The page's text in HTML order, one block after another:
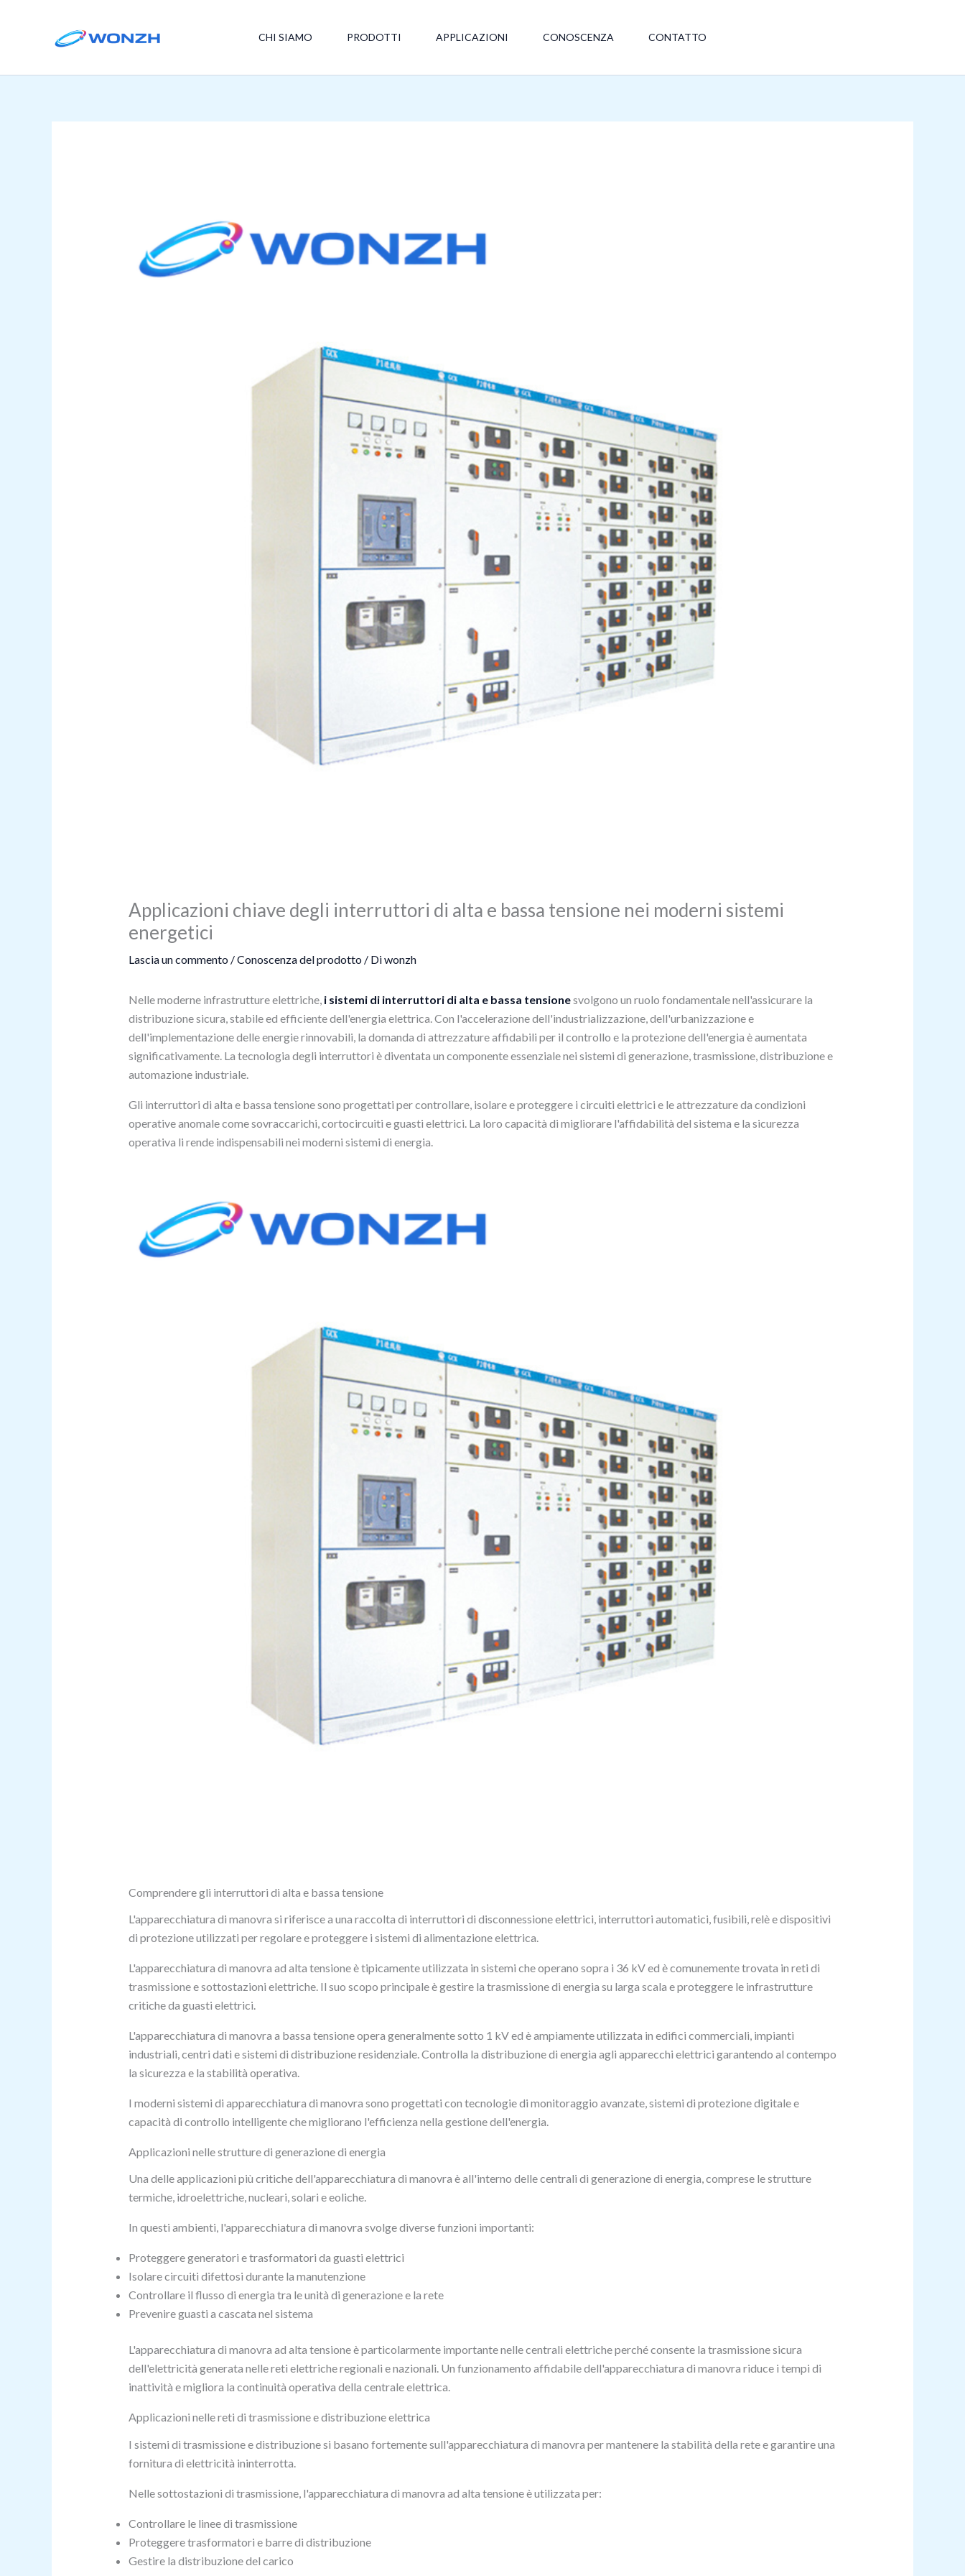
CHI SIAMO PRODOTTI APPLICAZIONI CONOSCENZA CONTATTO
Applicazioni chiave degli interruttori di alta e bassa tensione nei moderni sistemi
energetici
Lascia un commento /Conoscenza del prodotto/ Diwonzh
Nelle moderne infrastrutture elettriche, i sistemi di interruttori di alta e bassa tensionesvolgono un ruolo fondamentale nell'assicurare la
distribuzione sicura, stabile ed efficiente dell'energia elettrica. Con l'accelerazione dell'industrializzazione, dell'urbanizzazione e
dell'implementazione delle energie rinnovabili, la domanda di attrezzature affidabili per il controllo e la protezione dell'energia è aumentata
significativamente. La tecnologia degli interruttori è diventata un componente essenziale nei sistemi di generazione, trasmissione, distribuzione e
automazione industriale.
Gli interruttori di alta e bassa tensione sono progettati per controllare, isolare e proteggere i circuiti elettrici e le attrezzature da condizioni
operative anomale come sovraccarichi, cortocircuiti e guasti elettrici. La loro capacità di migliorare l'affidabilità del sistema e la sicurezza
operativa li rende indispensabili nei moderni sistemi di energia.
Comprendere gli interruttori di alta e bassa tensione
L'apparecchiatura di manovra si riferisce a una raccolta di interruttori di disconnessione elettrici, interruttori automatici, fusibili, relè e dispositivi
di protezione utilizzati per regolare e proteggere i sistemi di alimentazione elettrica.
L'apparecchiatura di manovra ad alta tensione è tipicamente utilizzata in sistemi che operano sopra i 36 kV ed è comunemente trovata in reti di
trasmissione e sottostazioni elettriche. Il suo scopo principale è gestire la trasmissione di energia su larga scala e proteggere le infrastrutture
critiche da guasti elettrici.
L'apparecchiatura di manovra a bassa tensione opera generalmente sotto 1 kV ed è ampiamente utilizzata in edifici commerciali, impianti
industriali, centri dati e sistemi di distribuzione residenziale. Controlla la distribuzione di energia agli apparecchi elettrici garantendo al contempo
la sicurezza e la stabilità operativa.
I moderni sistemi di apparecchiatura di manovra sono progettati con tecnologie di monitoraggio avanzate, sistemi di protezione digitale e
capacità di controllo intelligente che migliorano l'efficienza nella gestione dell'energia.
Applicazioni nelle strutture di generazione di energia
Una delle applicazioni più critiche dell'apparecchiatura di manovra è all'interno delle centrali di generazione di energia, comprese le strutture
termiche, idroelettriche, nucleari, solari e eoliche.
In questi ambienti, l'apparecchiatura di manovra svolge diverse funzioni importanti:
Proteggere generatori e trasformatori da guasti elettrici
Isolare circuiti difettosi durante la manutenzione
Controllare il flusso di energia tra le unità di generazione e la rete
Prevenire guasti a cascata nel sistema
L'apparecchiatura di manovra ad alta tensione è particolarmente importante nelle centrali elettriche perché consente la trasmissione sicura
dell'elettricità generata nelle reti elettriche regionali e nazionali. Un funzionamento affidabile dell'apparecchiatura di manovra riduce i tempi di
inattività e migliora la continuità operativa della centrale elettrica.
Applicazioni nelle reti di trasmissione e distribuzione elettrica
I sistemi di trasmissione e distribuzione si basano fortemente sull'apparecchiatura di manovra per mantenere la stabilità della rete e garantire una
fornitura di elettricità ininterrotta.
Nelle sottostazioni di trasmissione, l'apparecchiatura di manovra ad alta tensione è utilizzata per:
Controllare le linee di trasmissione
Proteggere trasformatori e barre di distribuzione
Gestire la distribuzione del carico